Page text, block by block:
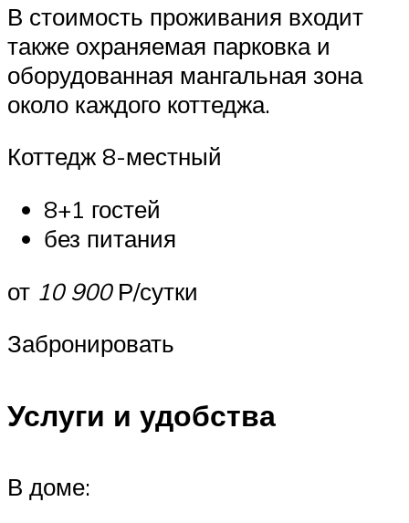
В стоимость проживания входит
также охраняемая парковка и
оборудованная мангальная зона
около каждого коттеджа.
Коттедж 8-местный
8+1 гостей
без питания
от 10 900Р/сутки
Забронировать
Услуги и удобства
В доме: